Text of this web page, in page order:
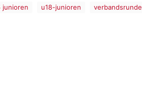
junioren u18-junioren verbandsrunde